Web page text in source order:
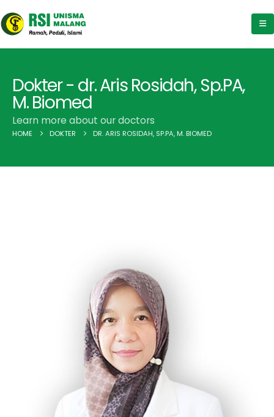
Dokter - dr. Aris Rosidah, Sp.PA,
M. Biomed
Learn more about our doctors
HOME DOKTER DR. ARIS ROSIDAH, SP.PA, M. BIOMED